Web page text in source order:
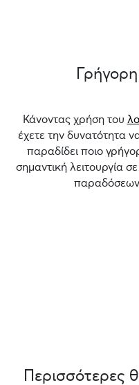
Κάνοντας χρήση του
έχετε την δυνατότητα
παραδίδει ποιο
σημαντική λειτουργία
Περισσότερες